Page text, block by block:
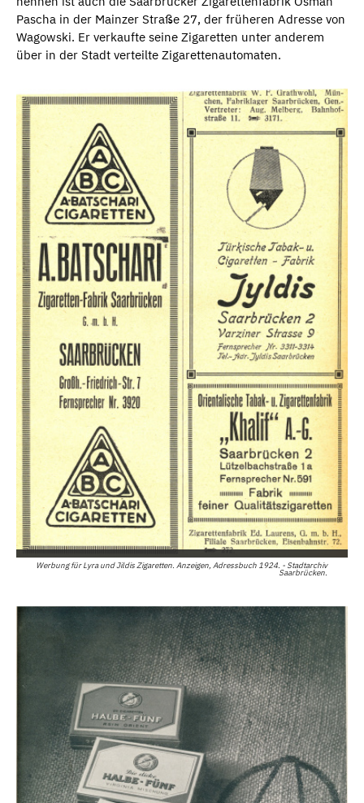
Pascha in der Mainzer Straße 27, der früheren Adresse von
Wagowski. Er verkaufte seine Zigaretten unter anderem
über in der Stadt verteilte Zigarettenautomaten.
Werbung für Lyra und Jildis Zigaretten. Anzeigen, Adressbuch 1924. - Stadtarchiv
Saarbrücken.